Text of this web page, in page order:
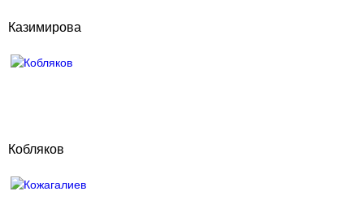
Казимирова
Кобляков